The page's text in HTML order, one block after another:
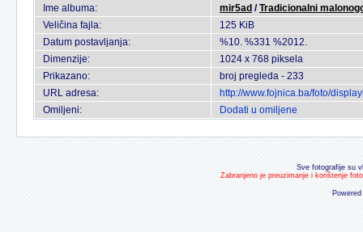
Ime albuma:
mir5ad /Tradicionalni
Veličina fajla:
125 KiB
Datum postavljanja:
%10. %331 %2012.
Dimenzije:
1024 x 768 piksela
Prikazano:
broj pregleda - 233
URL adresa:
http://www.fojnica.ba/foto/
Omiljeni:
Dodati u omiljene
Sve fotografije su
Zabranjeno je preuzimanje i korištenje